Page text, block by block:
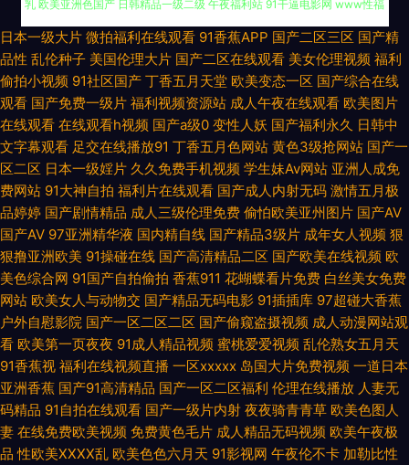
九一桃色社区 深夜浮力视频 国产美女A片 黄色网子 久久人妻妻 美女自慰巨
乳 欧美亚洲色国产 日韩精品一级二级 午夜福利站 91干逼电影网 www性福
导航 国产人妖另类 久久资源网站无码 日韩中文在线一线 91免费精彩视频 大
香蕉久久成网 欧美日韩色情a片 五月开心色色网 伊人影院大香蕉 99这里有
精品 超碰97打炮偷拍 欧美成人一线 午夜晚间福利 91大神免费网址 AV在线
资源网 福利社午夜 九一国产 久久伊人艹 欧美性爱成人综合 日韩精品极品 婷
婷亚洲情色 中文字幕色色无码 97色97干 超碰97色 国产激情第二页 做爱91
视频 萌白酱一线天av 日韩激情在线 日韩中文资源 91视频青青 久草社区视频
在线 91超碰大香蕉 成人瑟瑟网站 国产AB高清 大香蕉久热 欧美性疯狂 四虎
影院人妻 Aⅴ网站 天天操天天碰 六月天AV 午夜看片 97就是干五月天 国产伊
日本一级大片 微拍福利在线观看 91香蕉APP 国产二区三区 国产精
品性 乱伦种子 美国伦理大片 国产二区在线观看 美女伦理视频 福利
偷拍小视频 91社区国产 丁香五月天堂 欧美变态一区 国产综合在线
观看 国产免费一级片 福利视频资源站 成人午夜在线观看 欧美图片
在线观看 在线观看h视频 国产a级0 变性人妖 国产福利永久 日韩中
文字幕观看 足交在线播放91 丁香五月色网站 黄色3级抢网站 国产一
区二区 日本一级婬片 久久免费手机视频 学生妹Av网站 亚洲人成免
费网站 91大神自拍 福利片在线观看 国产成人内射无码 激情五月极
品婷婷 国产剧情精品 成人三级伦理免费 偷怕欧美亚州图片 国产AV
国产AV 97亚洲精华液 国内精自线 国产精品3级片 成年女人视频 狠
狠撸亚洲欧美 91操碰在线 国产高清精品二区 国产欧美在线视频 欧
美色综合网 91国产自拍偷拍 香蕉911 花蝴蝶看片免费 白丝美女免费
网站 欧美女人与动物交 国产精品无码电影 91插插库 97超碰大香蕉
户外自慰影院 国产一区二区二区 国产偷窥盗摄视频 成人动漫网站观
看 欧美第一页夜夜 91成人精品视频 蜜桃爱爱视频 乱伦熟女五月天
91香蕉视 福利在线视频直播 一区xxxxx 岛国大片免费视频 一道日本
亚洲香蕉 国产91高清精品 国产一区二区福利 伦理在线播放 人妻无
码精品 91自拍在线观看 国产一级片内射 夜夜骑青青草 欧美色图人
妻 在线免费欧美视频 免费黄色毛片 成人精品无码视频 欧美午夜极
品 性欧美ⅩⅩⅩⅩ乱 欧美色色六月天 91影视网 午夜伦不卡 加勒比性